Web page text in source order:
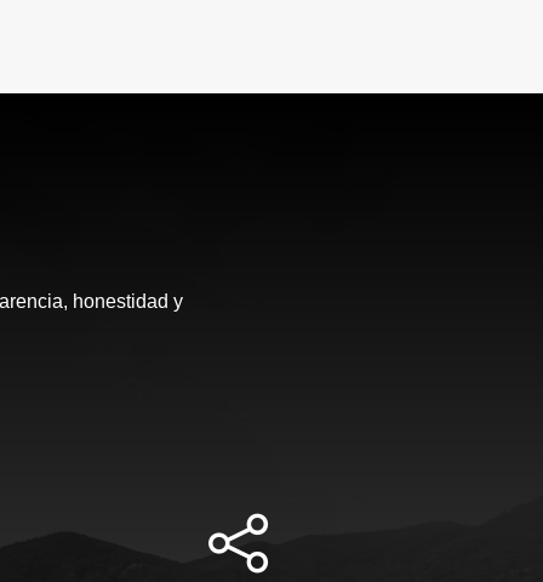
honestidad y